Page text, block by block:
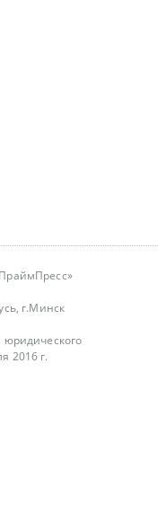
г.Минск
юридического
2016 г.